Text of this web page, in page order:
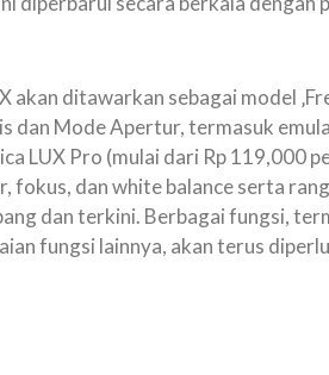
akan ditawarkan sebagai model
dan Mode Apertur, termasuk
LUX Pro (mulai dari Rp 119,000
fokus, dan white balance serta
dan terkini. Berbagai fungsi,
fungsi lainnya, akan terus